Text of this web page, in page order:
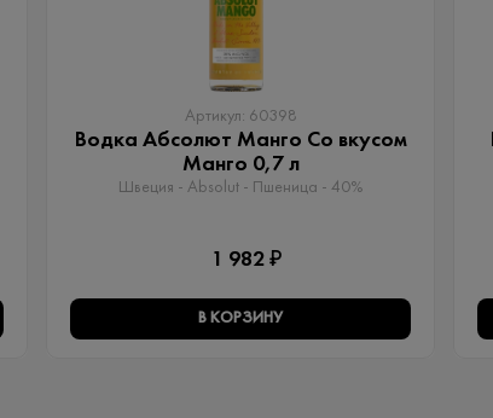
Артикул: 60398
Водка Абсолют Манго Со вкусом
Манго 0,7 л
Швеция - Absolut - Пшеница - 40%
1 982 ₽
В КОРЗИНУ